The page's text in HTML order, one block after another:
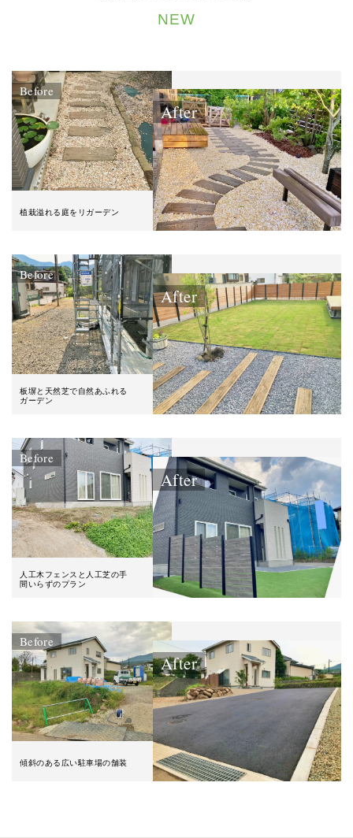
NEW
Before
After
植栽溢れる庭をリガーデン
Before
After
板塀と天然芝で自然あふれる
ガーデン
Before
After
人工木フェンスと人工芝の手
間いらずのプラン
Before
After
傾斜のある広い駐車場の舗装